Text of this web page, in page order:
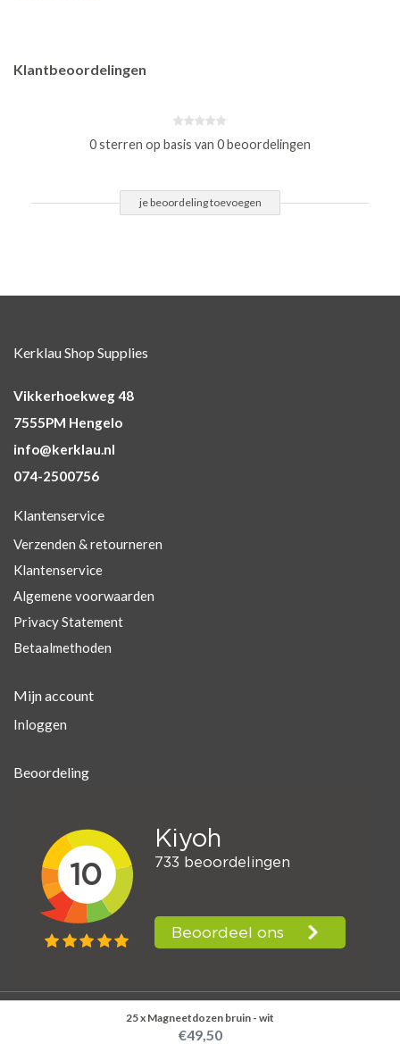
25 x Magneetdozen bruin - wit
€49,50
Klantbeoordelingen
0 sterren op basis van 0 beoordelingen
je beoordeling toevoegen
Kerklau Shop Supplies
Vikkerhoekweg 48
7555PM Hengelo
info@kerklau.nl
074-2500756
Klantenservice
Verzenden & retourneren
Klantenservice
Algemene voorwaarden
Privacy Statement
Betaalmethoden
Mijn account
Inloggen
Beoordeling
© Kerklau Shop Supplies